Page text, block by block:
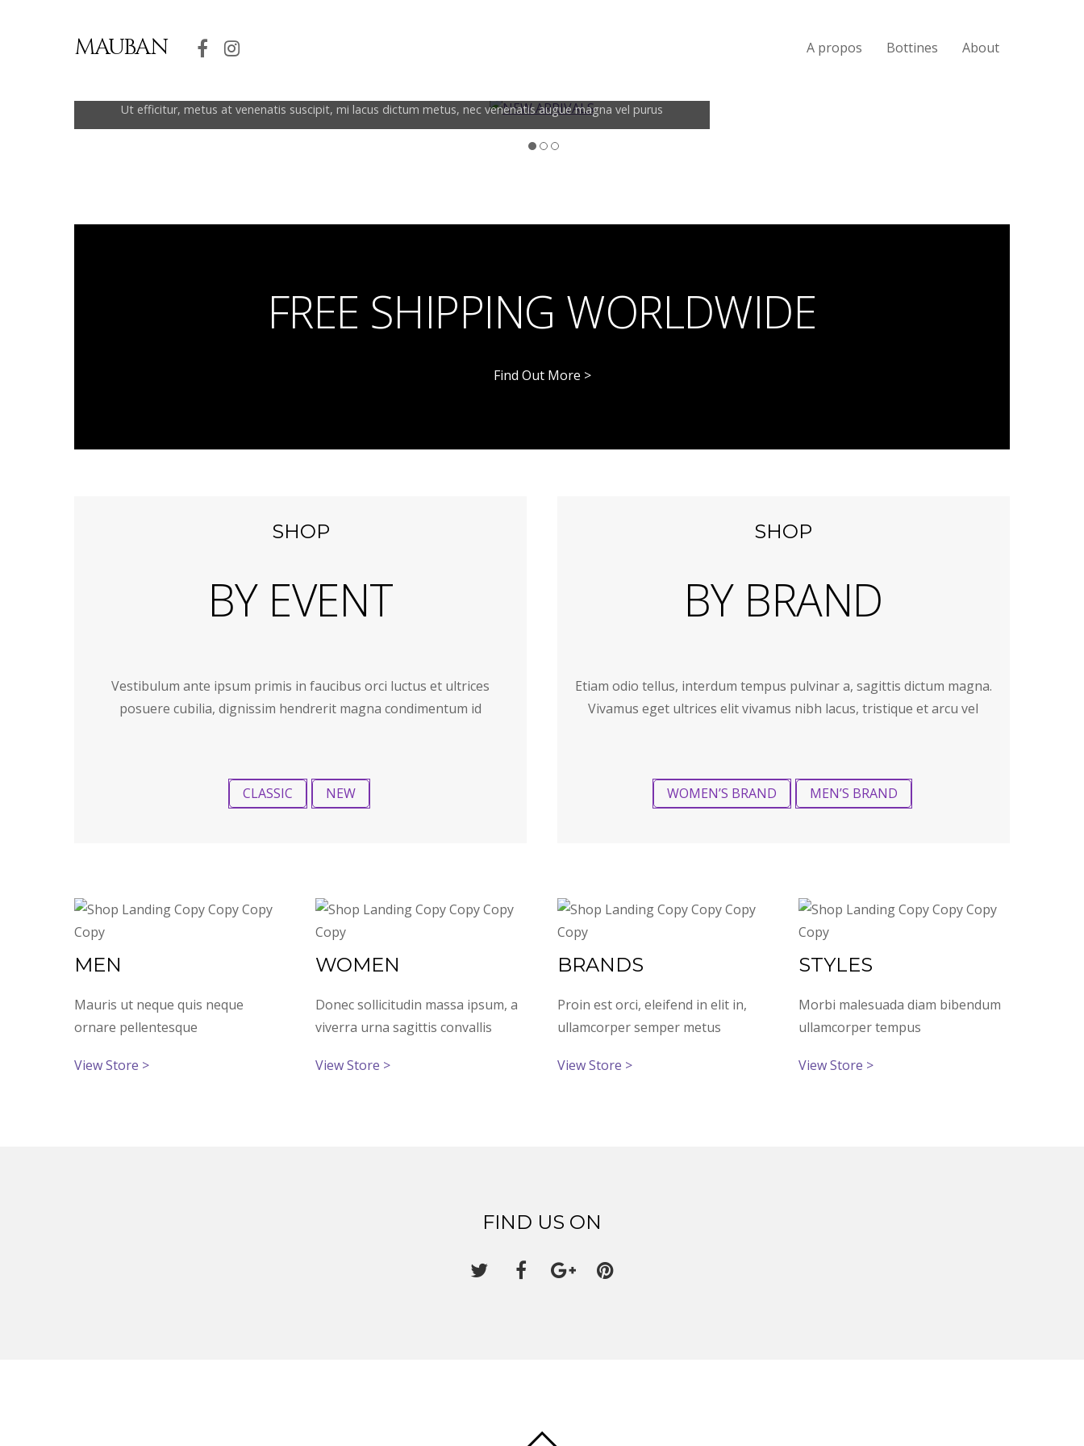
MAUBAN A propos Bottines About
Ut efficitur, metus at venenatis suscipit, mi lacus dictum metus, nec venenatis augue magna vel purus
FREE SHIPPING WORLDWIDE
Find Out More >
SHOP
BY EVENT
Vestibulum ante ipsum primis in faucibus orci luctus et ultrices
posuere cubilia, dignissim hendrerit magna condimentum id
CLASSIC NEW
SHOP
BY BRAND
Etiam odio tellus, interdum tempus pulvinar a, sagittis dictum magna.
Vivamus eget ultrices elit vivamus nibh lacus, tristique et arcu vel
WOMEN’S BRAND MEN’S BRAND
MEN
Mauris ut neque quis neque
ornare pellentesque
View Store >
WOMEN
Donec sollicitudin massa ipsum, a
viverra urna sagittis convallis
View Store >
BRANDS
Proin est orci, eleifend in elit in,
ullamcorper semper metus
View Store >
STYLES
Morbi malesuada diam bibendum
ullamcorper tempus
View Store >
FIND US ON